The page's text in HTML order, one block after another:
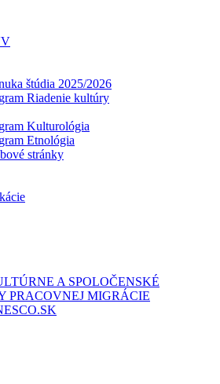
štúdia 2025/2026
Riadenie kultúry
Kulturológia
Etnológia
stránky
A SPOLOČENSKÉ
PRACOVNEJ MIGRÁCIE